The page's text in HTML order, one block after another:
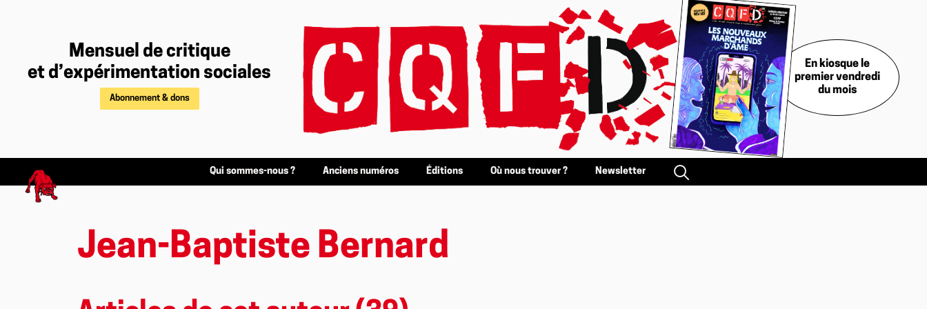
Mensuel de critique
et d’expérimentation sociales
Abonnement & dons
En kiosque le
premier vendredi
du mois
Qui sommes-nous ? Anciens numéros Éditions Où nous trouver ? Newsletter
Jean-Baptiste Bernard